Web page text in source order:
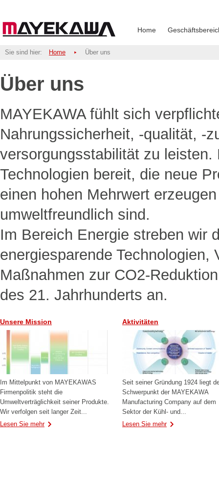
Home
Sie sind hier: Home Über uns
Über uns
MAYEKAWA fühlt sich
Nahrungssicherheit, -qualität, -
versorgungsstabilität zu
Technologien bereit, die neue
einen hohen Mehrwert
umweltfreundlich sind.
Im Bereich Energie streben wir
energiesparende
Maßnahmen zur CO2-
des 21. Jahrhunderts an.
Unsere Mission
Im Mittelpunkt von MAYEKAWAS
Firmenpolitik steht die
Umweltverträglichkeit seiner Produkte.
Wir verfolgen seit langer Zeit...
Lesen Sie mehr
Aktivitäten
Seit seiner Gründung 1924 liegt
Schwerpunkt der MAYEKAWA
Manufacturing Company auf dem
Sektor der Kühl- und...
Lesen Sie mehr